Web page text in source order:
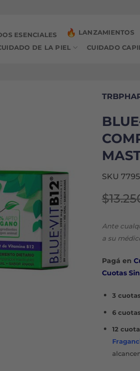
ESENCIALES LANZAMIENTOS
DE LA PIEL CUIDADO
SKU
$
Ante
a su
Pagá en
Cuotas
3
6
12